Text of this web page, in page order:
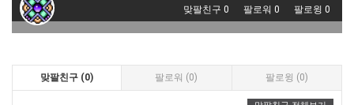
맞팔친구 0
팔로워 0 팔로윙 0
맞팔친구 (0) 팔로워 (0) 팔로윙 (0)